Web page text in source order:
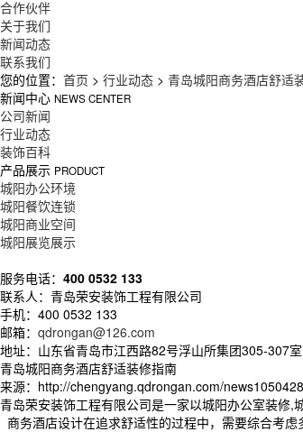
合作伙伴
关于我们
新闻动态
联系我们
您的位置： 首页 > 行业动态 > 青岛城阳商务酒店舒适
新闻中心 NEWS CENTER
公司新闻
行业动态
装饰百科
产品展示 PRODUCT
城阳办公环境
城阳餐饮连锁
城阳商业空间
城阳展览展示
服务电话： 400 0532 133
联系人：青岛荣安装饰工程有限公司
手机：400 0532 133
邮箱： qdrongan@126.com
地址：山东省青岛市江西路82号浮山所集团305-307室
青岛城阳商务酒店舒适装修指南
来源：http://chengyang.qdrongan.com/
青岛荣安装饰工程有限公司是一家以城阳办公室装修,
商务酒店设计在追求舒适性的过程中，需要综合考